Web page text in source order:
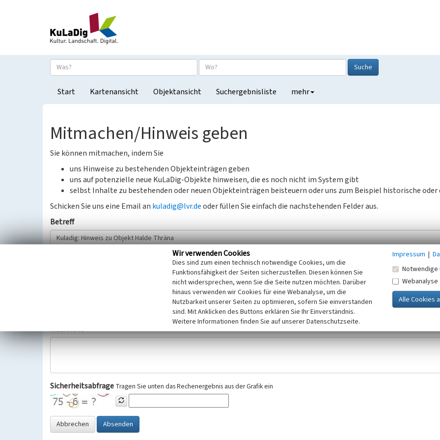
Suche
Start Kartenansicht Objektansicht Suchergebnisliste mehr
Mitmachen/Hinweis geben
Sie können mitmachen, indem Sie
uns Hinweise zu bestehenden Objekteinträgen geben
uns auf potenzielle neue KuLaDig-Objekte hinweisen, die es noch nicht im System gibt
selbst Inhalte zu bestehenden oder neuen Objekteinträgen beisteuern oder uns zum Beispiel historische oder
Schicken Sie uns eine Email an kuladig@lvr.deoder füllen Sie einfach die nachstehenden Felder aus.
Betreff
Wir bitten Sie um freiwillige Angabe Ihres Namens und Ihrer E-Mail-Adresse. Ihre Angaben werden ausschließlich im Rahmen der KuLaDig-
Selbstverständlich werden diese entsprechend der Vorschriften des Telemediengesetzes, des Datenschutzgesetzes NRW und der seit
Datenschutzgrundverordnung (EU-DSGVO) vertraulich behandelt, beachten Sie bitte unsere Hinweise zumDatenschutz
Nachricht
Sicherheitsabfrage Tragen Sie unten das Rechenergebnis aus der Grafik ein
Abbrechen Absenden
Wir verwenden Cookies
Dies sind zum einen technisch notwendige Cookies, um die
Funktionsfähigkeit der Seiten sicherzustellen. Diesen können Sie
nicht widersprechen, wenn Sie die Seite nutzen möchten. Darüber
hinaus verwenden wir Cookies für eine Webanalyse, um die
Nutzbarkeit unserer Seiten zu optimieren, sofern Sie einverstanden
sind. Mit Anklicken des Buttons erklären Sie Ihr Einverständnis.
Weitere Informationen finden Sie auf unserer Datenschutzseite.
Impressum |
Notwendige
Webanalyse